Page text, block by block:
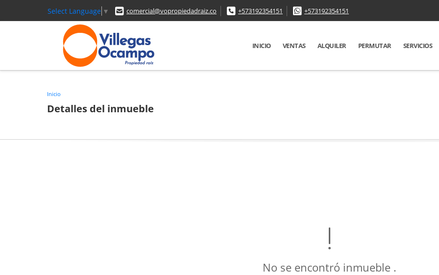
Select Language ▼ comercial@vopropiedadraiz.co +573192354151 +573192354151
INICIO VENTAS ALQUILER PERMUTAR SERVICIOS
Inicio
Detalles del inmueble
No se encontró inmueble .